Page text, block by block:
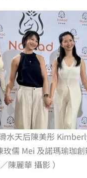
水天后陳美彤
玫儒 Mei 及諾瑪瑜珈
陳麗華 攝影 ）